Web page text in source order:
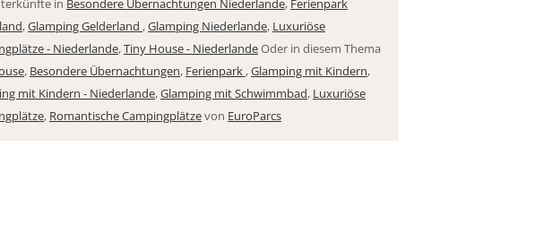
in Besondere Übernachtungen Niederlande, Ferienpark
,Glamping Gelderland ,Glamping Niederlande, Luxuriöse
- Niederlande,Tiny House - NiederlandeOder in diesem Thema
, Besondere Übernachtungen, Ferienpark ,Glamping mit Kindern,
mit Kindern - Niederlande,Glamping mit Schwimmbad, Luxuriöse
, Romantische Campingplätzevon EuroParcs
Newsletters.